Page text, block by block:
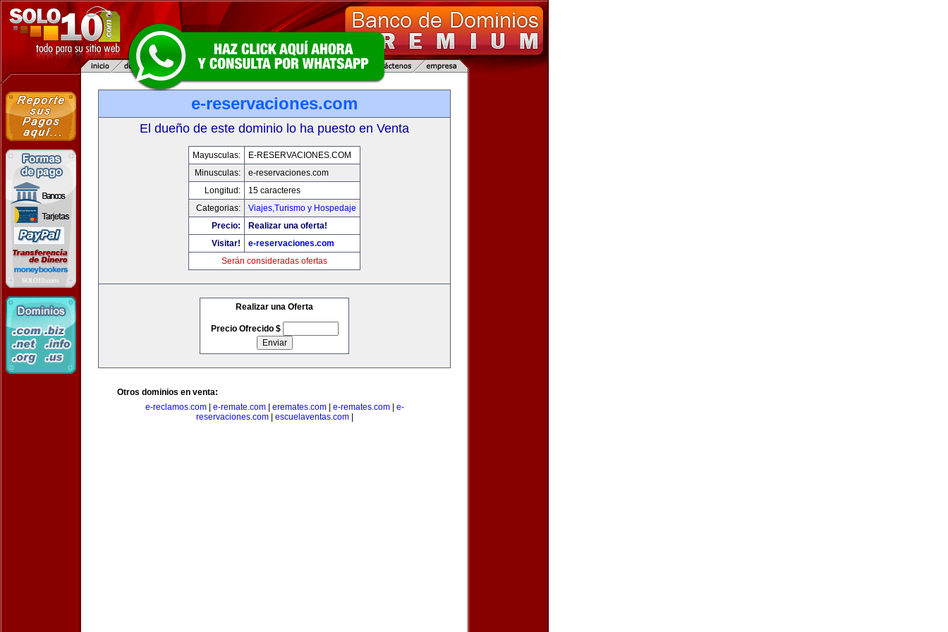
e-reservaciones.com
El dueño de este dominio lo ha puesto en Venta
Mayusculas:
E-RESERVACIONES.COM
Minusculas:
e-reservaciones.com
Longitud:
15 caracteres
Categorias:
Viajes,Turismo y Hospedaje
Precio:
Realizar una oferta!
Visitar!
e-reservaciones.com
Serán consideradas ofertas
Realizar una Oferta
Precio Ofrecido $
Otros dominios en venta:
e-reclamos.com| e-remate.com| eremates.com| e-remates.com| e-
reservaciones.com| escuelaventas.com|